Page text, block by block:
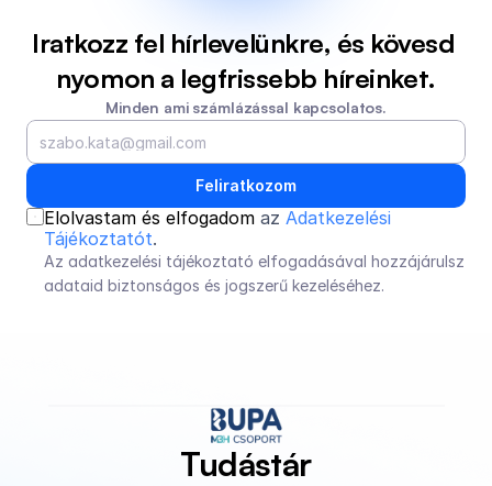
Iratkozz fel hírlevelünkre, és kövesd
nyomon a legfrissebb híreinket.
Minden ami számlázással kapcsolatos.
Feliratkozom
Elolvastam és elfogadom az Adatkezelési
Tájékoztatót.
Az adatkezelési tájékoztató elfogadásával hozzájárulsz
adataid biztonságos és jogszerű kezeléséhez.
Tudástár